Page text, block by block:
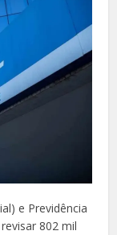
e Previdência
802 mil